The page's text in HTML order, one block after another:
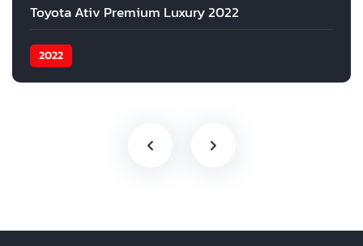
Toyota Ativ Premium Luxury 2022
2022